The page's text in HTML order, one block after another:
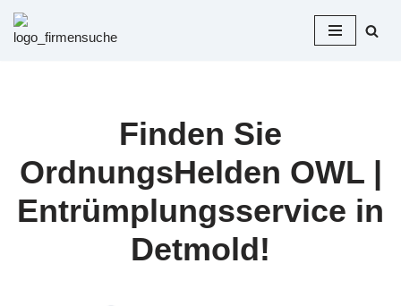
Zum
Finden Sie
OrdnungsHelden OWL |
Entrümplungsservice in
Detmold!